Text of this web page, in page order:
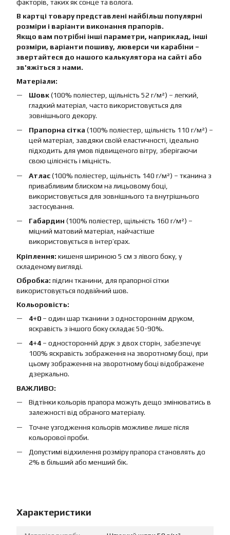
факторів, таких як сонце та волога.
В картці товару представлені найбільш популярні
розміри і варіанти виконання прапорів.
Якщо вам потрібні інші параметри, наприклад, інші
розміри, варіанти пошиву, люверси чи карабіни –
звертайтеся до нашого калькулятора на сайті або
зв'яжіться з нами.
Матеріали:
Шовк(100% поліестер, щільність 52 г/м²) – легкий,
гладкий матеріал, часто використовується для
зовнішнього декору.
Прапорна сітка (100% поліестер, щільність 110 г/м²) –
цей матеріал, завдяки своїй еластичності, ідеально
підходить для умов підвищеного вітру, зберігаючи
свою цілісність і міцність.
Атлас(100% поліестер, щільність 140 г/м²) – тканина з
привабливим блиском на лицьовому боці,
використовується для зовнішнього та внутрішнього
застосування.
Габардин (100% поліестер, щільність 160 г/м²) –
міцний матовий матеріал, найчастіше
використовується в інтер’єрах.
Кріплення: кишеня шириною 5 см з лівого боку, у
складеному вигляді.
Обробка: підгин тканини, для прапорної сітки
використовується подвійний шов.
Кольоровість:
4+0 – один шар тканини з одностороннім друком,
яскравість з іншого боку складає 50-90%.
4+4 – односторонній друк з двох сторін, забезпечує
100% яскравість зображення на зворотному боці, при
цьому зображення на зворотному боці відображене
дзеркально.
ВАЖЛИВО:
Відтінки кольорів прапора можуть дещо змінюватись в
залежності від обраного матеріалу.
Точне узгодження кольорів можливе лише після
кольорової проби.
Допустимі відхилення розміру прапора становлять до
2% в більший або менший бік.
Характеристики